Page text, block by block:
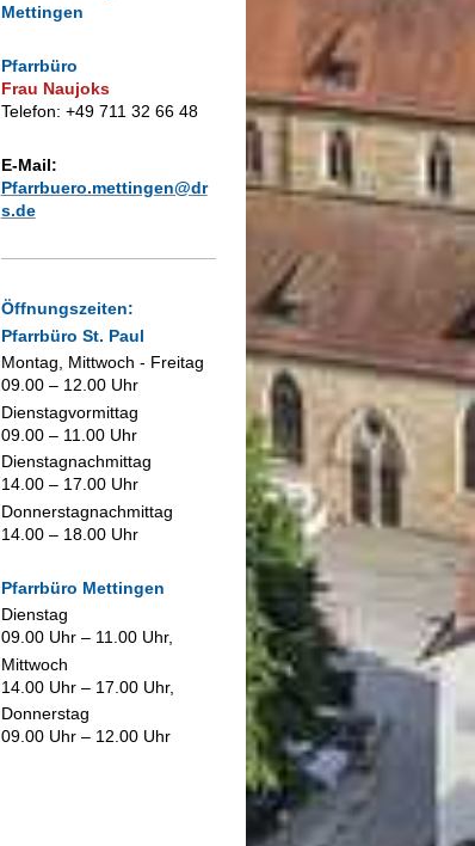
Mettingen
Pfarrbüro
Frau Naujoks
Telefon: +49 711 32 66 48
E-Mail:
Pfarrbuero.mettingen@dr
s.de
Öffnungszeiten:
Pfarrbüro St. Paul
Montag, Mittwoch - Freitag
09.00 – 12.00 Uhr
Dienstagvormittag
09.00 – 11.00 Uhr
Dienstagnachmittag
14.00 – 17.00 Uhr
Donnerstagnachmittag
14.00 – 18.00 Uhr
Pfarrbüro Mettingen
Dienstag
09.00 Uhr – 11.00 Uhr,
Mittwoch
14.00 Uhr – 17.00 Uhr,
Donnerstag
09.00 Uhr – 12.00 Uhr